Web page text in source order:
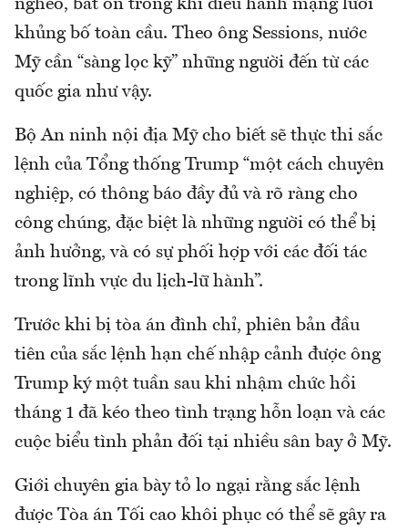
nghèo, bất ổn trong khi điều hành mạng lưới
khủng bố toàn cầu. Theo ông Sessions, nước
Mỹ cần “sàng lọc kỹ” những người đến từ các
quốc gia như vậy.
Bộ An ninh nội địa Mỹ cho biết sẽ thực thi sắc
lệnh của Tổng thống Trump “một cách chuyên
nghiệp, có thông báo đầy đủ và rõ ràng cho
công chúng, đặc biệt là những người có thể bị
ảnh hưởng, và có sự phối hợp với các đối tác
trong lĩnh vực du lịch-lữ hành”.
Trước khi bị tòa án đình chỉ, phiên bản đầu
tiên của sắc lệnh hạn chế nhập cảnh được ông
Trump ký một tuần sau khi nhậm chức hồi
tháng 1 đã kéo theo tình trạng hỗn loạn và các
cuộc biểu tình phản đối tại nhiều sân bay ở Mỹ.
Giới chuyên gia bày tỏ lo ngại rằng sắc lệnh
được Tòa án Tối cao khôi phục có thể sẽ gây ra